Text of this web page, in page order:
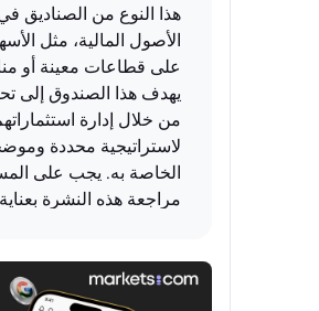
هذا النوع من الصناديق
الأصول المالية، مثل
على قطاعات معينة أو
يهدف هذا الصندوق إلى
من خلال إدارة
لاستراتيجية محددة
الخاصة به. يجب على
مراجعة هذه النشرة